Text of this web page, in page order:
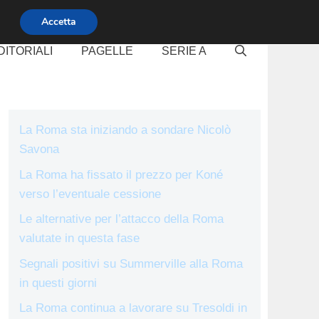
PAGELLE SERIE A
La Roma sta iniziando a sondare Nicolò
Savona
La Roma ha fissato il prezzo per Koné
verso l’eventuale cessione
Le alternative per l’attacco della Roma
valutate in questa fase
Segnali positivi su Summerville alla Roma
in questi giorni
La Roma continua a lavorare su Tresoldi in
Accetta